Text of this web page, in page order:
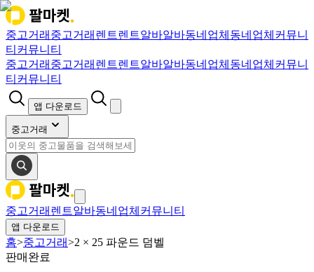
중고거래 중고거래 렌트렌트알바알바동네업체 동네업체 커뮤니
티 커뮤니티
중고거래 중고거래 렌트렌트알바알바동네업체 동네업체 커뮤니
티 커뮤니티
앱 다운로드
중고거래
중고거래 렌트알바동네업체 커뮤니티
앱 다운로드
홈>중고거래>2 × 25 파운드 덤벨
판매완료